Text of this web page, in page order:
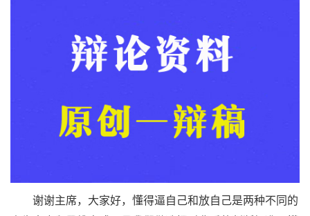
谢谢主席，大家好，懂得逼自己和放自己是两种不同的